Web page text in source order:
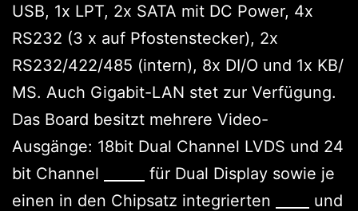
USB, 1x LPT, 2x SATA mit DC Power, 4x
RS232 (3 x auf Pfostenstecker), 2x
RS232/422/485 (intern), 8x DI/O und 1x KB/
MS. Auch Gigabit-LAN stet zur Verfügung.
Das Board besitzt mehrere Video-
Ausgänge: 18bit Dual Channel LVDS und 24
bit Channel
für Dual Display sowie je
einen in den Chipsatz integrierten
und